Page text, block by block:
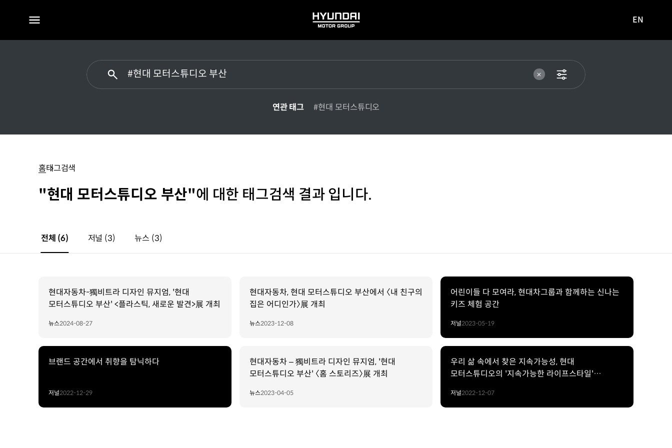
전체
HYUNDAI
MOTOR
사이트로
EN
연관 태그 #현대 모터스튜디오
모터스튜디오
홈태그검색
"현대 모터스튜디오 부산"에 대한 태그검색 결과 입니다.
전체 (6) 저널 (3) 뉴스 (3)
현대자동차-獨비트라 디자인 뮤지엄, '현대
모터스튜디오 부산' <플라스틱, 새로운 발견>展 개최
뉴스2024-08-27
현대자동차, 현대 모터스튜디오 부산에서 〈내 친구의
집은 어디인가〉展 개최
뉴스2023-12-08
어린이들 다 모여라, 현대차그룹과 함께하는 신나는
키즈 체험 공간
저널2023-05-19
브랜드 공간에서 취향을 탐닉하다
저널2022-12-29
현대자동차 – 獨비트라 디자인 뮤지엄, '현대
모터스튜디오 부산' 〈홈 스토리즈〉展 개최
뉴스2023-04-05
우리 삶 속에서 찾은 지속가능성, 현대
모터스튜디오의 '지속가능한 라이프스타일'
저널2022-12-07